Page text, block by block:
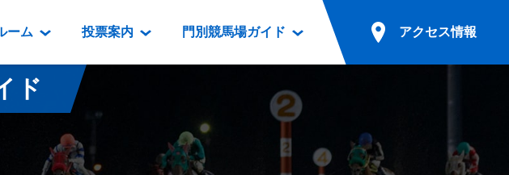
番組・級別表ダウンロード
ーム
映像コンテンツ
重賞競走VTR
重賞競走参考VTR
レースダイジェスト
投票案内
電話・インターネット投票
場外発売所
実況・テレホンサービス
門別競馬場ガイド
門別競馬場情報
門別競馬場グルメ
とねっこジンギスカン
アクセス情報
無料送迎バスでのご来場
公共の交通機関でのご来場
ド